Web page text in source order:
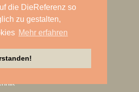
die DieReferenz so
zu gestalten,
Mehr erfahren